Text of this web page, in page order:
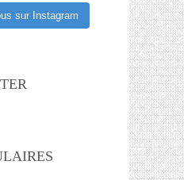
sur Instagram